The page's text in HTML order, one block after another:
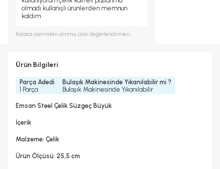
olmadı kullanışlı ürünlerden memnun
kaldım
Karaca üzerinden alınmış ürün değerlendirmesi.
Ürün Bilgileri
Parça Adedi
1 Parça
Bulaşık Makinesinde Yıkanılabilir mi ?
Bulaşık Makinesinde Yıkanılabilir
Emsan Steel Çelik Süzgeç Büyük
İçerik
Malzeme: Çelik
Ürün Ölçüsü: 25,5 cm